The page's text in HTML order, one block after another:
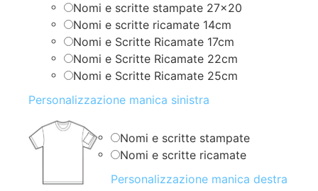
Nomi e scritte stampate 27×20
Nomi e scritte ricamate 14cm
Nomi e Scritte Ricamate 17cm
Nomi e Scritte Ricamate 22cm
Nomi e Scritte Ricamate 25cm
Personalizzazione manica sinistra
Nomi e scritte stampate
Nomi e scritte ricamate
Personalizzazione manica destra